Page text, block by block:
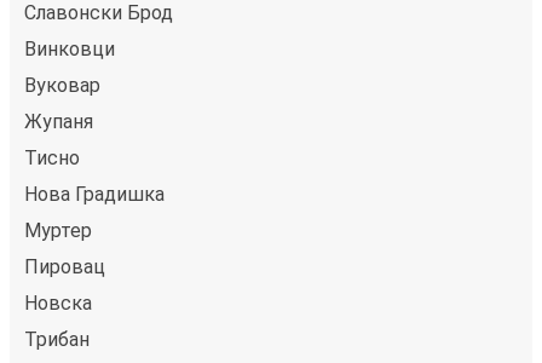
Славонски Брод
Винковци
Вуковар
Жупаня
Тисно
Нова Градишка
Муртер
Пировац
Новска
Трибан